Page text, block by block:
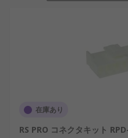
は電圧変換や分配を行いま
電源アクセサリの重要な役
上です。電源コードカバー
ショートや断線のリスク
在庫あり
RS PRO コネクタキット